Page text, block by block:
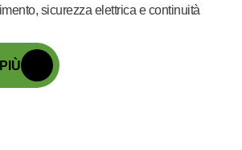
sicurezza elettrica e continuità